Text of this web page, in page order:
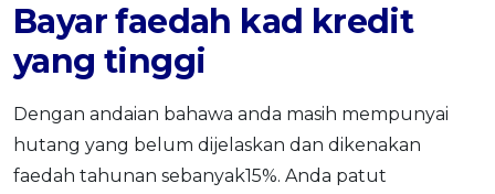
Bayar faedah kad kredit
yang tinggi
Dengan andaian bahawa anda masih mempunyai
hutang yang belum dijelaskan dan dikenakan
faedah tahunan sebanyak15%. Anda patut